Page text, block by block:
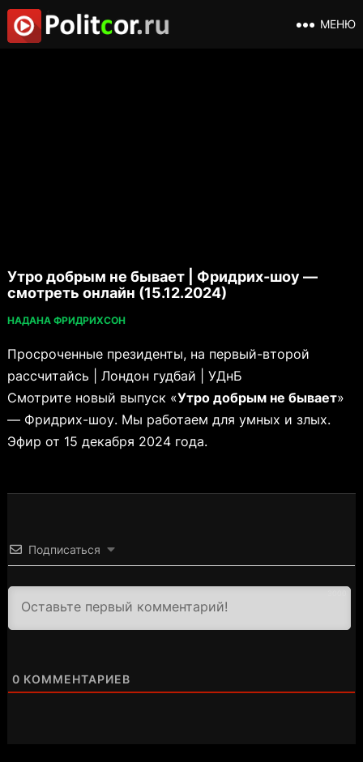
МЕНЮ
Утро добрым не бывает | Фридрих-шоу —
смотреть онлайн (15.12.2024)
НАДАНА ФРИДРИХСОН
Просроченные президенты, на первый-второй
рассчитайсь | Лондон гудбай | УДнБ
Смотрите новый выпуск «Утро добрым не бывает»
— Фридрих-шоу. Мы работаем для умных и злых.
Эфир от 15 декабря 2024 года.
Подписаться
0 КОММЕНТАРИЕВ